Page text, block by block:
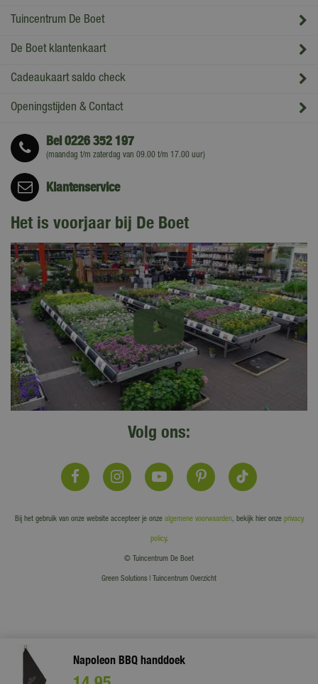
Napoleon BBQ handdoek
Tuincentrum De Boet
De Boet klantenkaart
Cadeaukaart saldo check
Openingstijden & Contact
Bel0226 352 197
(maandag t/m zaterdag van 09.00 t/m 17.00 uur)
Klantenservice
Het is voorjaar bij De Boet
Volg ons:
Bij het gebruik van onze website accepteer je onze algemene voorwaarden, bekijk hier onze privacy
policy.
© Tuincentrum De Boet
Green Solutions Tuincentrum Overzicht